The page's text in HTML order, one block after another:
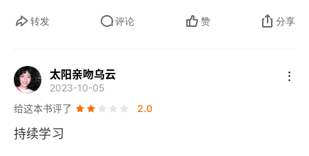
转发 评论 赞 分享
太阳亲吻乌云
2023-10-05
给这本书评了
2.0
持续学习